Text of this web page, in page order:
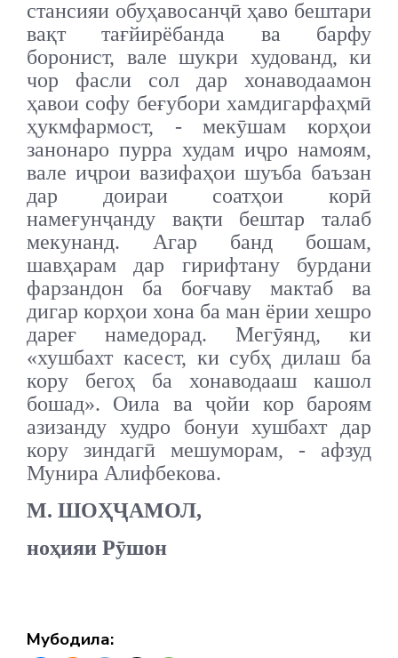
стансияи обуҳавосанҷӣ ҳаво бештари
вақт тағйирёбанда ва барфу
боронист, вале шукри худованд, ки
чор фасли сол дар хонаводаамон
ҳавои софу беғубори хамдигарфаҳмӣ
ҳукмфармост, - мекӯшам корҳои
занонаро пурра худам иҷро намоям,
вале иҷрои вазифаҳои шуъба баъзан
дар доираи соатҳои корӣ
намеғунҷанду вақти бештар талаб
мекунанд. Агар банд бошам,
шавҳарам дар гирифтану бурдани
фарзандон ба боғчаву мактаб ва
дигар корҳои хона ба ман ёрии хешро
дареғ намедорад. Мегӯянд, ки
«хушбахт касест, ки субҳ дилаш ба
кору бегоҳ ба хонаводааш кашол
бошад». Оила ва ҷойи кор бароям
азизанду худро бонуи хушбахт дар
кору зиндагӣ мешуморам, - афзуд
Мунира Алифбекова.
М. ШОҲҶАМОЛ,
ноҳияи Рӯшон
Мубодила: